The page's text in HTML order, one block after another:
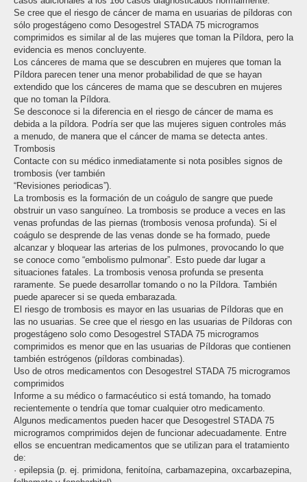
Se cree que el riesgo de cáncer de mama en usuarias de píldoras con
sólo progestágeno como Desogestrel STADA 75 microgramos
comprimidos es similar al de las mujeres que toman la Píldora, pero la
evidencia es menos concluyente.
Los cánceres de mama que se descubren en mujeres que toman la
Píldora parecen tener una menor probabilidad de que se hayan
extendido que los cánceres de mama que se descubren en mujeres
que no toman la Píldora.
Se desconoce si la diferencia en el riesgo de cáncer de mama es
debida a la píldora. Podría ser que las mujeres siguen controles más
a menudo, de manera que el cáncer de mama se detecta antes.
Trombosis
Contacte con su médico inmediatamente si nota posibles signos de
trombosis (ver también
“Revisiones periodicas”).
La trombosis es la formación de un coágulo de sangre que puede
obstruir un vaso sanguíneo. La trombosis se produce a veces en las
venas profundas de las piernas (trombosis venosa profunda). Si el
coágulo se desprende de las venas donde se ha formado, puede
alcanzar y bloquear las arterias de los pulmones, provocando lo que
se conoce como “embolismo pulmonar”. Esto puede dar lugar a
situaciones fatales. La trombosis venosa profunda se presenta
raramente. Se puede desarrollar tomando o no la Píldora. También
puede aparecer si se queda embarazada.
El riesgo de trombosis es mayor en las usuarias de Píldoras que en
las no usuarias. Se cree que el riesgo en las usuarias de Píldoras con
progestágeno solo como Desogestrel STADA 75 microgramos
comprimidos es menor que en las usuarias de Píldoras que contienen
también estrógenos (píldoras combinadas).
Uso de otros medicamentos con Desogestrel STADA 75 microgramos
comprimidos
Informe a su médico o farmacéutico si está tomando, ha tomado
recientemente o tendría que tomar cualquier otro medicamento.
Algunos medicamentos pueden hacer que Desogestrel STADA 75
microgramos comprimidos dejen de funcionar adecuadamente. Entre
ellos se encuentran medicamentos que se utilizan para el tratamiento
de:
· epilepsia (p. ej. primidona, fenitoína, carbamazepina, oxcarbazepina,